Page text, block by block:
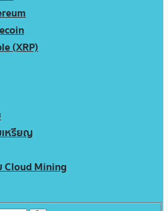
(XRP)
เหรียญ
Cloud Mining